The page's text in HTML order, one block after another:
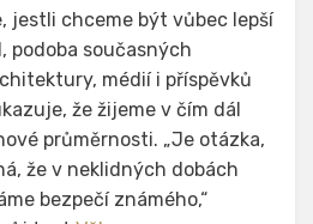
jestli chceme být vůbec lepší
podoba současných
médií i příspěvků
že žijeme v čím dál
průměrnosti. „Je otázka,
že v neklidných dobách
bezpečí známého,“